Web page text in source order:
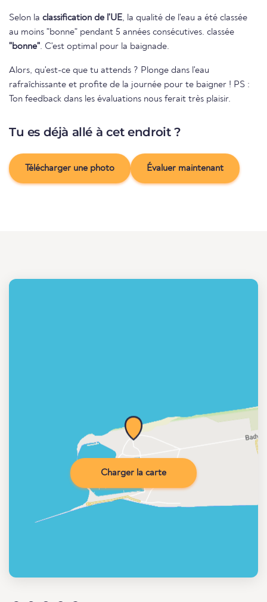
Selon la classification de l'UE, la qualité de l'eau a été classée
au moins "bonne" pendant 5 années consécutives. classée
"bonne". C'est optimal pour la baignade.
Alors, qu'est-ce que tu attends ? Plonge dans l'eau
rafraîchissante et profite de la journée pour te baigner ! PS :
Ton feedback dans les évaluations nous ferait très plaisir.
Tu es déjà allé à cet endroit ?
Télécharger une photo Évaluer maintenant
Charger la carte